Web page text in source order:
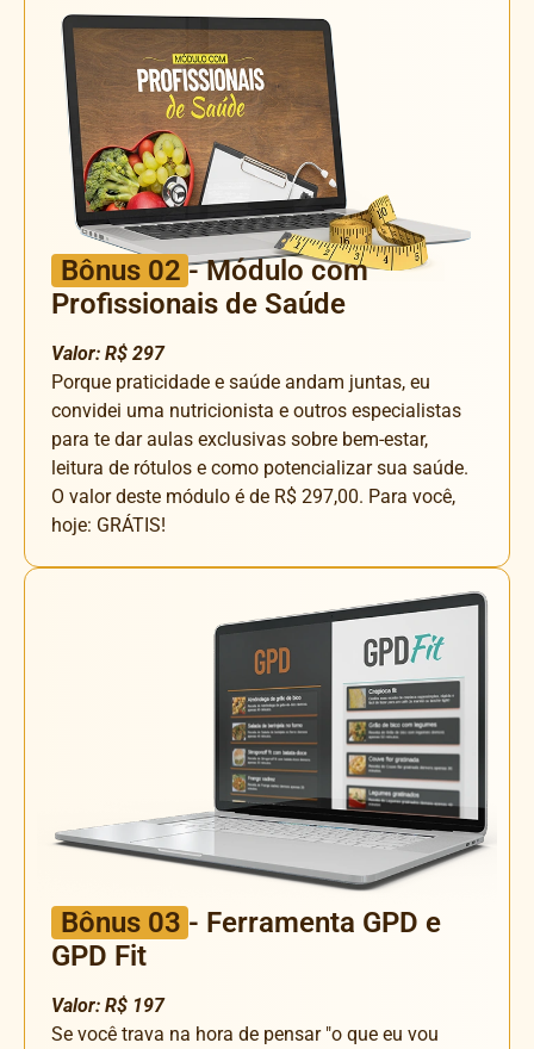
Bônus 02 - Módulo com
Profissionais de Saúde
Valor: R$ 297
Porque praticidade e saúde andam juntas, eu
convidei uma nutricionista e outros especialistas
para te dar aulas exclusivas sobre bem-estar,
leitura de rótulos e como potencializar sua saúde.
O valor deste módulo é de R$ 297,00. Para você,
hoje: GRÁTIS!
Bônus 03 - Ferramenta GPD e
GPD Fit
Valor: R$ 197
Se você trava na hora de pensar "o que eu vou